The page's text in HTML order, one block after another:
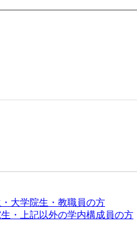
大学院生・教職員の方
・上記以外の学内構成員の方